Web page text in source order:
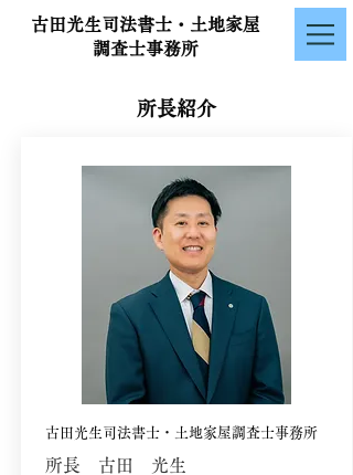
古田光生司法書士・土地家屋
調査士事務所
所長紹介
古田光生司法書士・土地家屋調査士事務所
​所長 古田 光生